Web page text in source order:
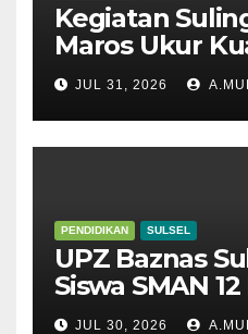
Kegiatan
Maros Ukur
Pembelajaran
JUL 31, 2026
PENDIDIKAN SULSEL
UPZ Baznas
Siswa SMAN
JUL 30, 2026